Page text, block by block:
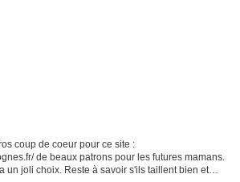
coup de coeur pour ce site :
de beaux patrons pour les futures mamans.
un joli choix. Reste à savoir s'ils taillent bien et